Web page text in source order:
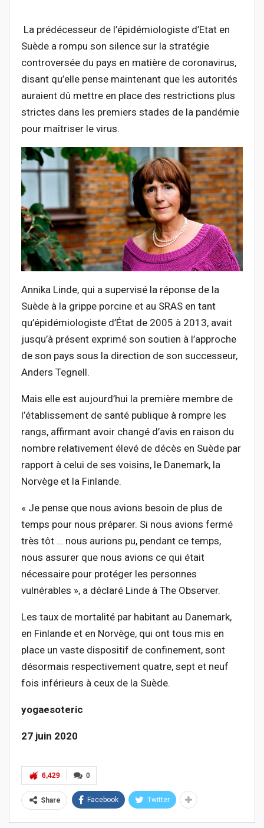
La prédécesseur de l’épidémiologiste d’Etat en
Suède a rompu son silence sur la stratégie
controversée du pays en matière de coronavirus,
disant qu’elle pense maintenant que les autorités
auraient dû mettre en place des restrictions plus
strictes dans les premiers stades de la pandémie
pour maîtriser le virus.
Annika Linde, qui a supervisé la réponse de la
Suède à la grippe porcine et au SRAS en tant
qu’épidémiologiste d’État de 2005 à 2013, avait
jusqu’à présent exprimé son soutien à l’approche
de son pays sous la direction de son successeur,
Anders Tegnell.
Mais elle est aujourd’hui la première membre de
l’établissement de santé publique à rompre les
rangs, affirmant avoir changé d’avis en raison du
nombre relativement élevé de décès en Suède par
rapport à celui de ses voisins, le Danemark, la
Norvège et la Finlande.
« Je pense que nous avions besoin de plus de
temps pour nous préparer. Si nous avions fermé
très tôt … nous aurions pu, pendant ce temps,
nous assurer que nous avions ce qui était
nécessaire pour protéger les personnes
vulnérables », a déclaré Linde à The Observer.
Les taux de mortalité par habitant au Danemark,
en Finlande et en Norvège, qui ont tous mis en
place un vaste dispositif de confinement, sont
désormais respectivement quatre, sept et neuf
fois inférieurs à ceux de la Suède.
yogaesoteric
27 juin 2020
0
6,429
Share Facebook Twitter